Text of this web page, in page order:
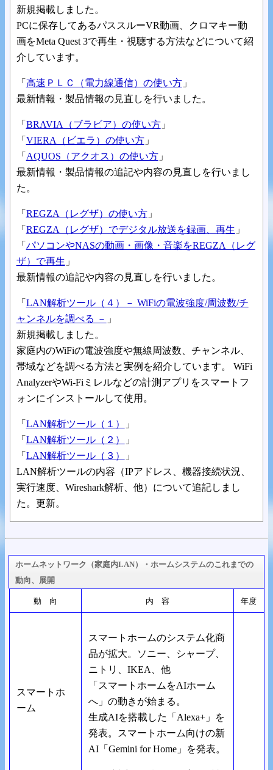
新規掲載しました。
PCに保存してあるパススルーVR動画、クロマキー動
画をMeta Quest 3で再生・視聴する方法などについて紹
介しています。
「 高速ＰＬＣ（電力線通信）の使い方」
最新情報・製品情報の見直しを行いました。
「 BRAVIA（ブラビア）の使い方」
「 VIERA（ビエラ）の使い方」
「 AQUOS（アクオス）の使い方」
最新情報・製品情報の追記や内容の見直しを行いまし
た。
「 REGZA（レグザ）の使い方」
「 REGZA（レグザ）でデジタル放送を録画、再生 」
「 パソコンやNASの動画・画像・音楽をREGZA（レグ
ザ）で再生 」
最新情報の追記や内容の見直しを行いました。
「 LAN解析ツール（４）－ WiFiの電波強度/周波数/チ
ャンネルを調べる － 」
新規掲載しました。
家庭内のWiFiの電波強度や無線周波数、チャンネル、
帯域などを調べる方法と実例を紹介しています。 WiFi
AnalyzerやWi-Fiミレルなどの計測アプリをスマートフ
ォンにインストールして使用。
「 LAN解析ツール（１）
」
「 LAN解析ツール（２）
」
「 LAN解析ツール（３）
」
LAN解析ツールの内容（IPアドレス、機器接続状況、
実行速度、Wireshark解析、他）について追記しまし
た。更新。
ホームネットワーク（家庭内LAN）・ホームシステムのこれまでの
動向、展開
動 向 内 容 年度
スマートホ
ーム
スマートホームのシステム化商
品が拡大。ソニー、シャープ、
ニトリ、IKEA、他
「スマートホームをAIホーム
へ」の動きが始まる。
生成AIを搭載した「Alexa+」を
発表。スマートホーム向けの新
AI「Gemini for Home」を発表。